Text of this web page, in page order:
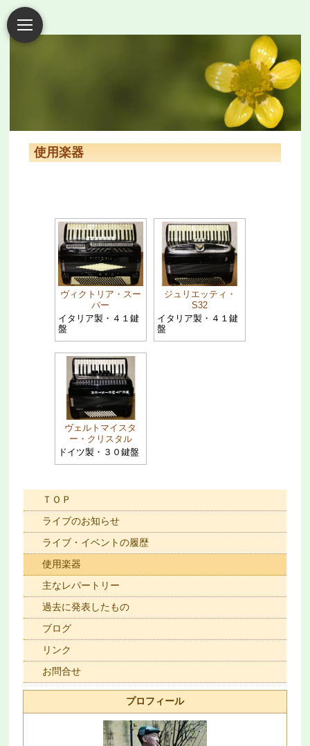
使用楽器
ヴィクトリア・スー
パー
イタリア製・４１鍵
盤
ジュリエッティ・
S32
イタリア製・４１鍵
盤
ヴェルトマイスタ
ー・クリスタル
ドイツ製・３０鍵盤
ＴＯＰ
ライブのお知らせ
ライブ・イベントの履歴
使用楽器
主なレパートリー
過去に発表したもの
ブログ
リンク
お問合せ
プロフィール